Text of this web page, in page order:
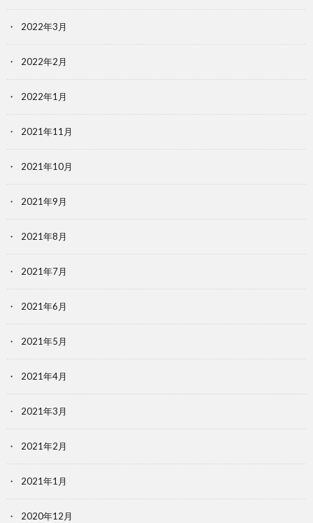
2022年3月
2022年2月
2022年1月
2021年11月
2021年10月
2021年9月
2021年8月
2021年7月
2021年6月
2021年5月
2021年4月
2021年3月
2021年2月
2021年1月
2020年12月